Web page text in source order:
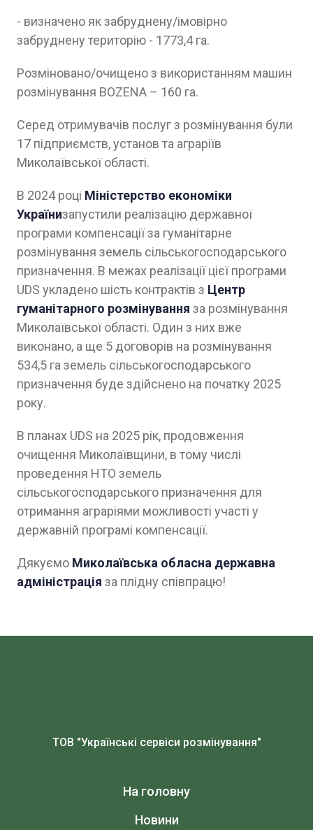
- визначено як забруднену/імовірно
забруднену територію - 1773,4 га.
Розміновано/очищено з використанням машин
розмінування BOZENA – 160 га.
Серед отримувачів послуг з розмінування були
17 підприємств, установ та аграріїв
Миколаївської області.
В 2024 році Міністерство економіки
Українизапустили реалізацію державної
програми компенсації за гуманітарне
розмінування земель сільськогосподарського
призначення. В межах реалізації цієї програми
UDS укладено шість контрактів з Центр
гуманітарного розмінування за розмінування
Миколаївської області. Один з них вже
виконано, а ще 5 договорів на розмінування
534,5 га земель сільськогосподарського
призначення буде здійснено на початку 2025
року.
В планах UDS на 2025 рік, продовження
очищення Миколаївщини, в тому числі
проведення НТО земель
сільськогосподарського призначення для
отримання аграріями можливості участі у
державній програмі компенсації.
Дякуємо Миколаївська обласна державна
адміністрація за плідну співпрацю!
ТОВ "Українські сервіси розмінування"
На головну
Новини